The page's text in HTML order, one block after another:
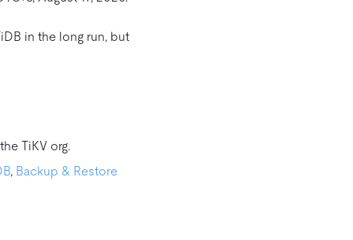
in the long run, but
TiKV org.
, Backup & Restore